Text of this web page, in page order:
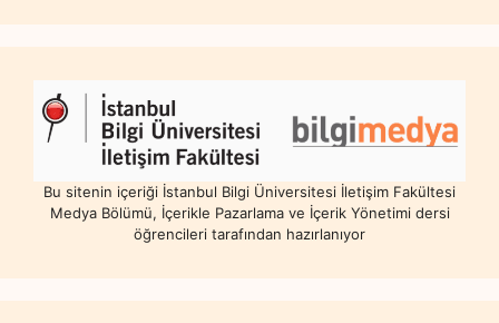
Bu sitenin içeriği İstanbul Bilgi Üniversitesi İletişim Fakültesi
Medya Bölümü, İçerikle Pazarlama ve İçerik Yönetimi dersi
öğrencileri tarafından hazırlanıyor